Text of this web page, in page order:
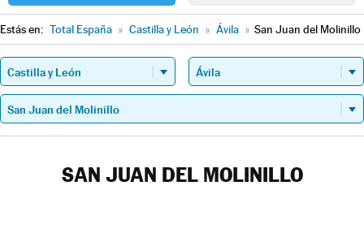
Estás en: Total España » Castilla y León » Ávila » San Juan del Molinillo
SAN JUAN DEL MOLINILLO